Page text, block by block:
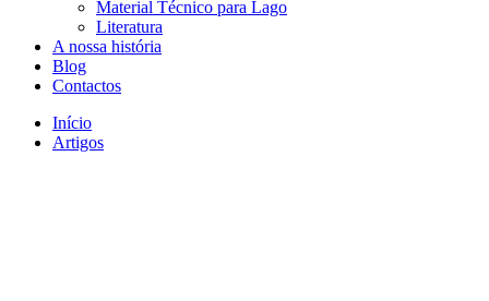
Material Técnico para Lago
Literatura
A nossa história
Blog
Contactos
Início
Artigos